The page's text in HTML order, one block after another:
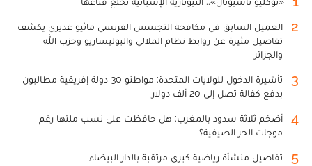
2
العميل السابق في مكافحة التجسس الفرنسي ماثيو غديري يكشف
تفاصيل مثيرة عن روابط نظام الملالي والبوليساريو وحزب الله
والجزائر
3
تأشيرة الدخول للولايات المتحدة: مواطنو 30 دولة إفريقية مطالبون
بدفع كفالة تصل إلى 20 ألف دولار
4
أضخم ثلاثة سدود بالمغرب: هل حافظت على نسب ملئها رغم
موجات الحر الصيفية؟
5 تفاصيل منشأة رياضية كبرى مرتقبة بالدار البيضاء